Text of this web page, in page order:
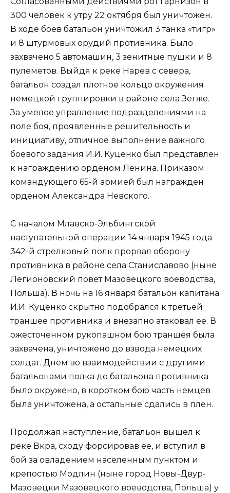
300 человек к утру 22 октября был уничтожен.
В ходе боев батальон уничтожил 3 танка «тигр»
и 8 штурмовых орудий противника. Было
захвачено 5 автомашин, 3 зенитные пушки и 8
пулеметов. Выйдя к реке Нарев с севера,
батальон создал плотное кольцо окружения
немецкой группировки в районе села Зегже.
За умелое управление подразделениями на
поле боя, проявленные решительность и
инициативу, отличное выполнение важного
боевого задания И.И. Куценко был представлен
к награждению орденом Ленина. Приказом
командующего 65-й армией был награжден
орденом Александра Невского.
С началом Млавско-Эльбингской
наступательной операции 14 января 1945 года
342-й стрелковый полк прорвал оборону
противника в районе села Станиславово (ныне
Легионовский повет Мазовецкого воеводства,
Польша). В ночь на 16 января батальон капитана
И.И. Куценко скрытно подобрался к третьей
траншее противника и внезапно атаковал ее. В
ожесточенном рукопашном бою траншея была
захвачена, уничтожено до взвода немецких
солдат. Днем во взаимодействии с другими
батальонами полка до батальона противника
было окружено, в коротком бою часть немцев
была уничтожена, а остальные сдались в плен.
Продолжая наступление, батальон вышел к
реке Вкра, сходу форсировав ее, и вступил в
бой за овладением населенным пунктом и
крепостью Модлин (ныне город Новы-Двур-
Мазовецки Мазовецкого воеводства, Польша) у